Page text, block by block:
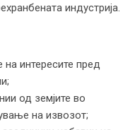
индустрија.
интересите пред
од земјите во
на извозот;